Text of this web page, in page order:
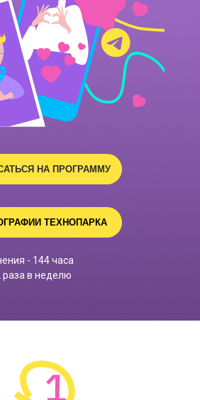
НА ПРОГРАММУ
- 144 часа
раза в неделю
ТЕХНОПАРКА